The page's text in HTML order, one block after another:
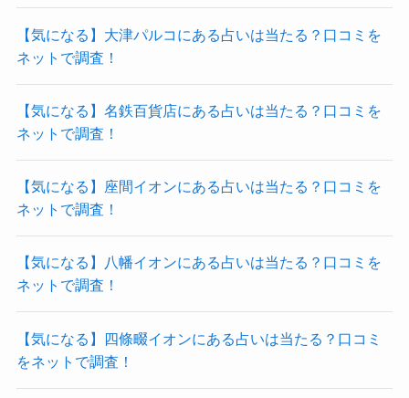
【気になる】大津パルコにある占いは当たる？口コミを
ネットで調査！
【気になる】名鉄百貨店にある占いは当たる？口コミを
ネットで調査！
【気になる】座間イオンにある占いは当たる？口コミを
ネットで調査！
【気になる】八幡イオンにある占いは当たる？口コミを
ネットで調査！
【気になる】四條畷イオンにある占いは当たる？口コミ
をネットで調査！